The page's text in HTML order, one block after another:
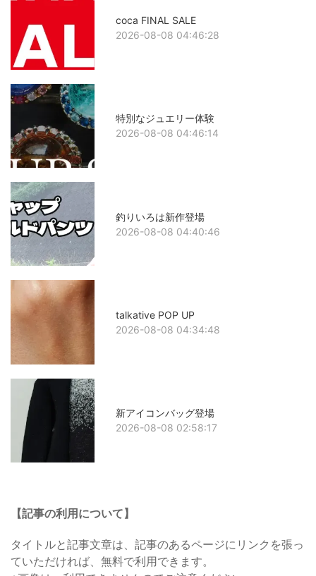
coca FINAL SALE
2026-08-08 04:46:28
特別なジュエリー体験
2026-08-08 04:46:14
釣りいろは新作登場
2026-08-08 04:40:46
talkative POP UP
2026-08-08 04:34:48
新アイコンバッグ登場
2026-08-08 02:58:17
【記事の利用について】
タイトルと記事文章は、記事のあるページにリンクを張っ
ていただければ、無料で利用できます。